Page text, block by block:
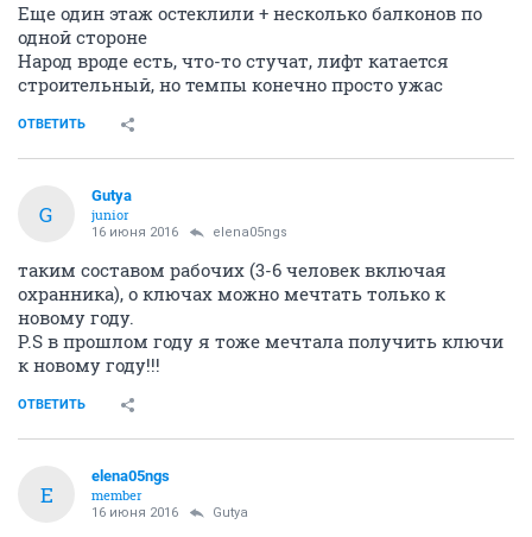
Еще один этаж остеклили + несколько балконов по
одной стороне
Народ вроде есть, что-то стучат, лифт катается
строительный, но темпы конечно просто ужас
ОТВЕТИТЬ
G
Gutya
junior
16 июня 2016 elena05ngs
таким составом рабочих (3-6 человек включая
охранника), о ключах можно мечтать только к
новому году.
Р.S в прошлом году я тоже мечтала получить ключи
к новому году!!!
ОТВЕТИТЬ
E
elena05ngs
member
16 июня 2016 Gutya